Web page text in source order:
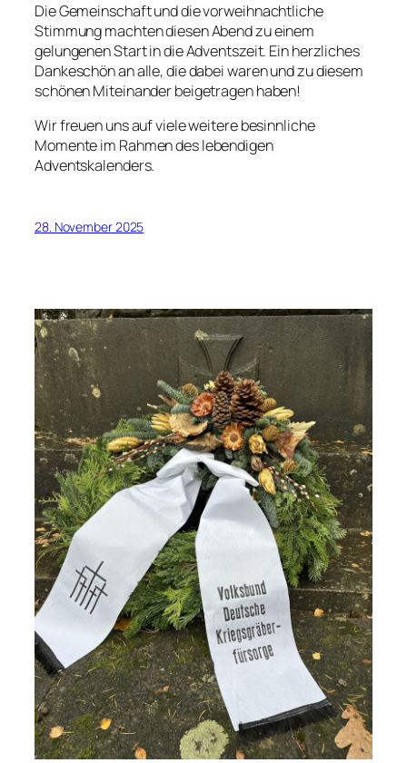
Die Gemeinschaft und die vorweihnachtliche
Stimmung machten diesen Abend zu einem
gelungenen Start in die Adventszeit. Ein herzliches
Dankeschön an alle, die dabei waren und zu diesem
schönen Miteinander beigetragen haben!
Wir freuen uns auf viele weitere besinnliche
Momente im Rahmen des lebendigen
Adventskalenders.
28. November 2025